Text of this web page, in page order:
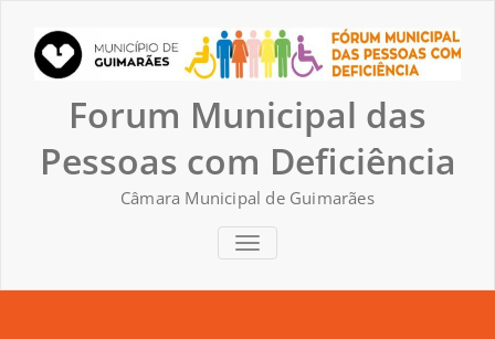
content
Forum Municipal das
Pessoas com Deficiência
Câmara Municipal de Guimarães
TOGGLE NAVIGATION